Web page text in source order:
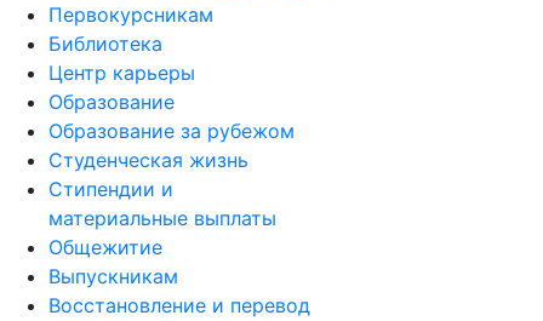
Первокурсникам
Библиотека
Центр карьеры
Образование
Образование за рубежом
Студенческая жизнь
Стипендии и
материальные выплаты
Общежитие
Выпускникам
Восстановление и перевод